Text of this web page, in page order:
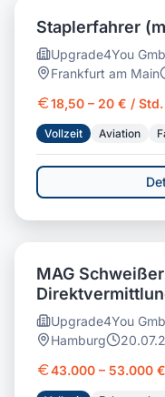
Staplerfahrer
Upgrade4You
Frankfurt am Main
18,50 – 20 € / Std.
Vollzeit Aviation
MAG
Hamburg
Upgrade4You
Hamburg
43.000 – 53.000